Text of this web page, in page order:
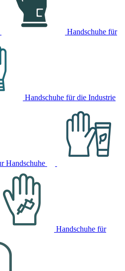
Handschuhe für
Handschuhe für die Industrie
Handschuhe
Handschuhe für